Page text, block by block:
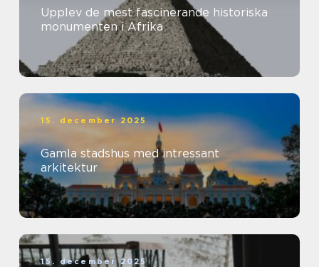
Upplev de mest fascinerande historiska
monumenten i Afrika
15. december 2025
Gamla stadshus med intressant
arkitektur
15. december 2025